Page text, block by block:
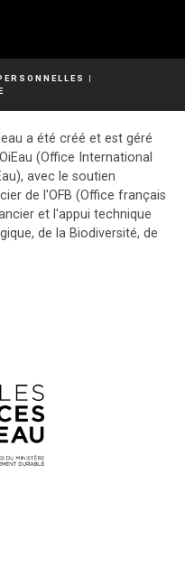
|
a été créé et est géré
(Office International
avec le soutien
de l'OFB (Office français
et l'appui technique
de la Biodiversité, de